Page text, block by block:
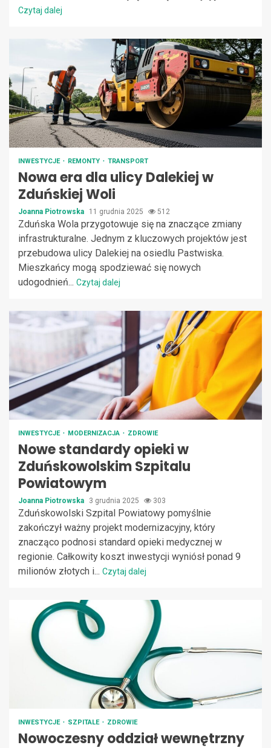
Czytaj dalej
INWESTYCJE REMONTY TRANSPORT
Nowa era dla ulicy Dalekiej w
Zduńskiej Woli
Joanna Piotrowska 11 grudnia 2025 512
Zduńska Wola przygotowuje się na znaczące zmiany
infrastrukturalne. Jednym z kluczowych projektów jest
przebudowa ulicy Dalekiej na osiedlu Pastwiska.
Mieszkańcy mogą spodziewać się nowych
udogodnień... Czytaj dalej
INWESTYCJE MODERNIZACJA ZDROWIE
Nowe standardy opieki w
Zduńskowolskim Szpitalu
Powiatowym
Joanna Piotrowska 3 grudnia 2025 303
Zduńskowolski Szpital Powiatowy pomyślnie
zakończył ważny projekt modernizacyjny, który
znacząco podnosi standard opieki medycznej w
regionie. Całkowity koszt inwestycji wyniósł ponad 9
milionów złotych i... Czytaj dalej
INWESTYCJE SZPITALE ZDROWIE
Nowoczesny oddział wewnętrzny